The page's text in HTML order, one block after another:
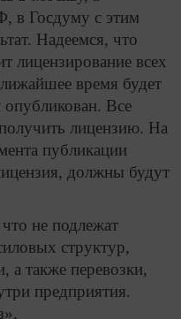
в Госдуму с этим
Надеемся, что
лицензирование всех
время будет
Все
лицензию. На
публикации
должны будут
не подлежат
структур,
а также перевозки,
предприятия.